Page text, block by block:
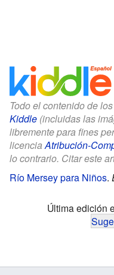
Todo el contenido de
Kiddle (incluidas las
libremente para fines
licenciaAtribución-
lo contrario. Citar este
Río Mersey para Niños.
Última edición